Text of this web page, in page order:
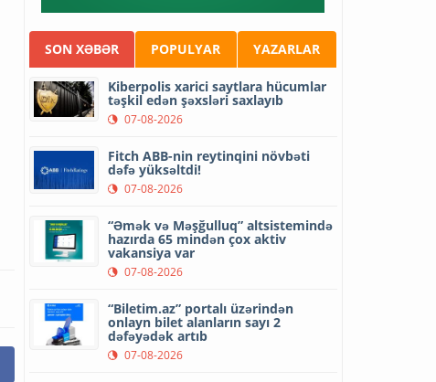
SON XƏBƏR POPULYAR YAZARLAR
Kiberpolis xarici saytlara hücumlar
təşkil edən şəxsləri saxlayıb
07-08-2026
Fitch ABB-nin reytinqini növbəti
dəfə yüksəltdi!
07-08-2026
“Əmək və Məşğulluq” altsistemində
hazırda 65 mindən çox aktiv
vakansiya var
07-08-2026
“Biletim.az” portalı üzərindən
onlayn bilet alanların sayı 2
dəfəyədək artıb
07-08-2026